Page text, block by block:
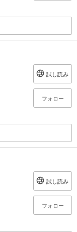
試し読み
フォロー
試し読み
フォロー